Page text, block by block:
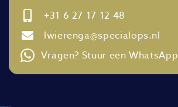
+31 6 27 17 12 48
lwierenga@specialops.nl
Vragen? Stuur een WhatsApp